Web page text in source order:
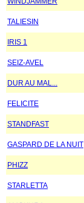
TALIESIN
IRIS 1
SEIZ-AVEL
DUR AU MAL...
FELICITE
STANDFAST
GASPARD DE LA NUIT
PHIZZ
STARLETTA